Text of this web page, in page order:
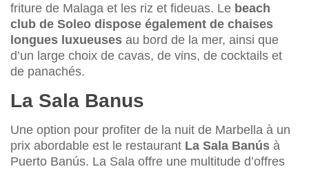
friture de Malaga et les riz et fideuas. Le beach
club de Soleo dispose également de chaises
longues luxueuses au bord de la mer, ainsi que
d’un large choix de cavas, de vins, de cocktails et
de panachés.
La Sala Banus
Une option pour profiter de la nuit de Marbella à un
prix abordable est le restaurant La Sala Banús à
Puerto Banús. La Sala offre une multitude d’offres